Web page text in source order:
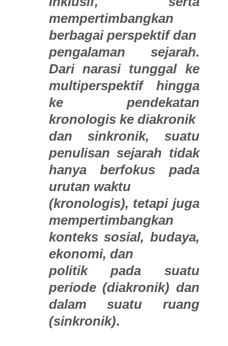
mempertimbangkan
berbagai perspektif dan
pengalaman sejarah.
Dari narasi tunggal ke
multiperspektif hingga
ke pendekatan
kronologis ke diakronik
dan sinkronik, suatu
penulisan sejarah tidak
hanya berfokus pada
urutan waktu
(kronologis), tetapi juga
mempertimbangkan
konteks sosial, budaya,
ekonomi, dan
politik pada suatu
periode (diakronik) dan
dalam suatu ruang
(sinkronik).